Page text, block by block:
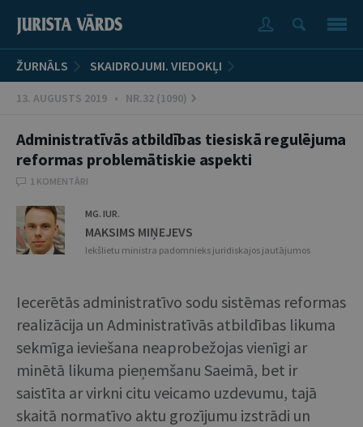
ŽURNĀLS SKAIDROJUMI. VIEDOKĻI
13. AUGUSTS 2019 • NR.32 (1090)
Administratīvās atbildības tiesiskā regulējuma
reformas problemātiskie aspekti
1 KOMENTĀRI
MG. IUR.
MAKSIMS MIŅEJEVS
Iekšlietu ministra padomnieks juridiskajos jautājumos
Iecerētās administratīvo sodu sistēmas reformas
realizācija un Administratīvās atbildības likuma
sekmīga ieviešana neaprobežojas vienīgi ar
minētā likuma pieņemšanu Saeimā, bet ir
saistīta ar virkni citu veicamo uzdevumu, tajā
skaitā normatīvo aktu grozījumu izstrādi un